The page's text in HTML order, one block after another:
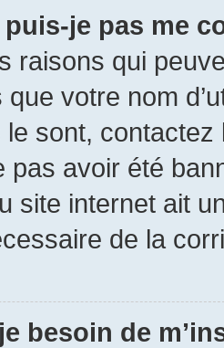
je pas me
raisons qui
votre nom
le sont,
pas avoir été
site internet ait
de la
besoin de